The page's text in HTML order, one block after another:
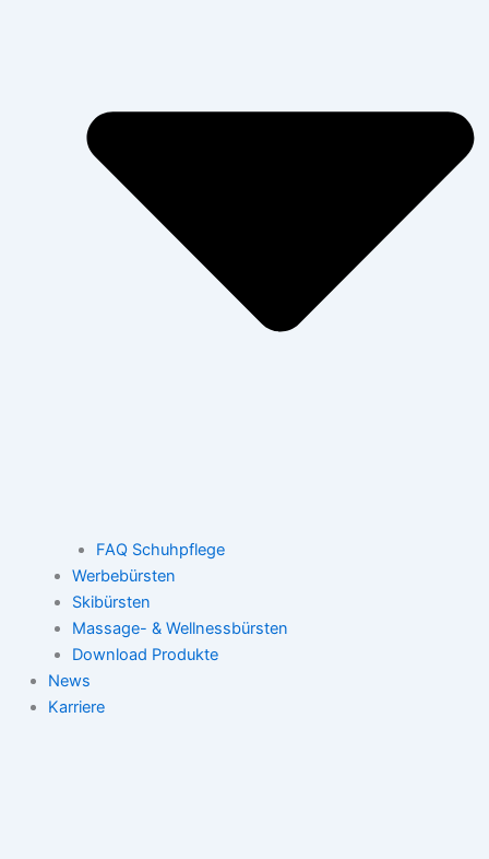
FAQ Schuhpflege
Werbebürsten
Skibürsten
Massage- & Wellnessbürsten
Download Produkte
News
Karriere